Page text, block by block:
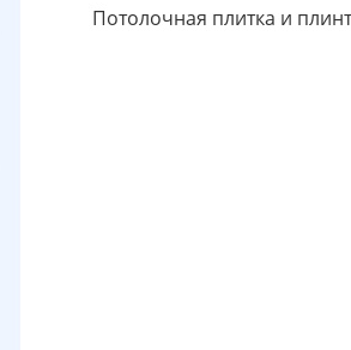
Потолочная плитка и